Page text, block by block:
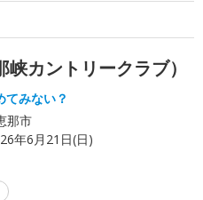
カントリークラブ）
てみない？
那市
年6月21日(日)